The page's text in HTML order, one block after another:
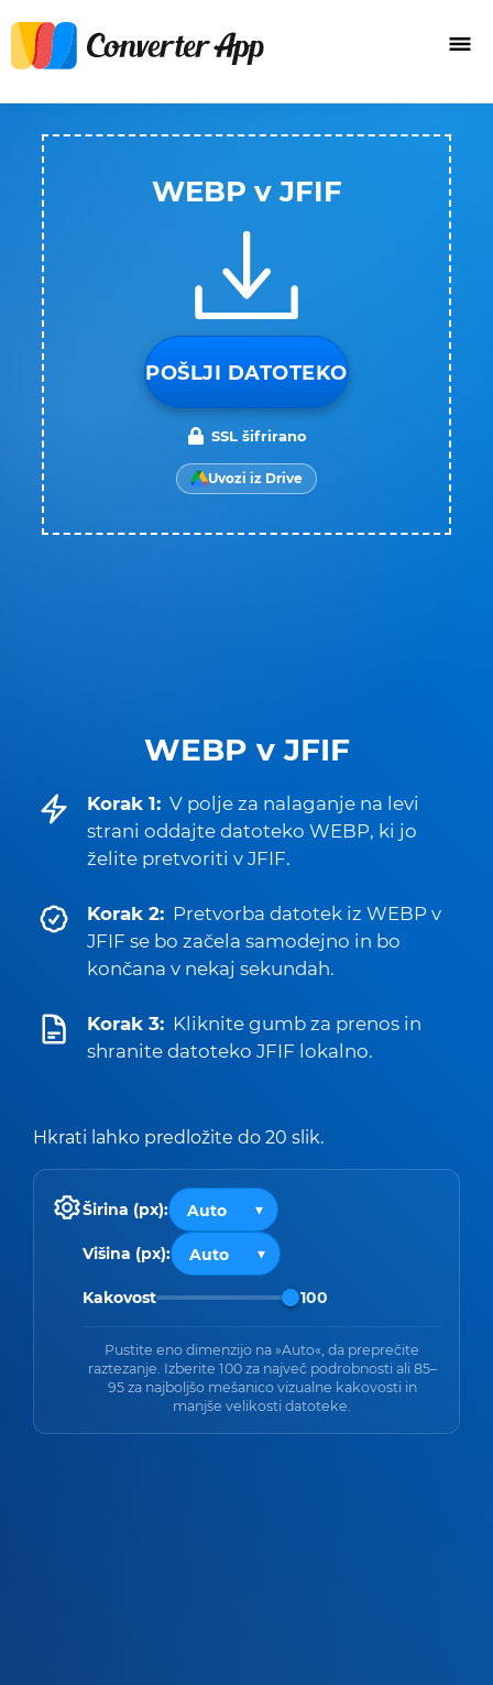
WEBP v JFIF
Korak 1: V polje za nalaganje na levi
strani oddajte datoteko WEBP, ki jo
želite pretvoriti v JFIF.
Korak 2: Pretvorba datotek iz WEBP v
JFIF se bo začela samodejno in bo
končana v nekaj sekundah.
Korak 3: Kliknite gumb za prenos in
shranite datoteko JFIF lokalno.
Hkrati lahko predložite do 20 slik.
Širina (px):
Višina (px):
Kakovost 100
Pustite eno dimenzijo na »Auto«, da preprečite
raztezanje. Izberite 100 za največ podrobnosti ali 85–
95 za najboljšo mešanico vizualne kakovosti in
manjše velikosti datoteke.
WEBP v JFIF
POŠLJI DATOTEKO
SSL šifrirano
Uvozi iz Drive